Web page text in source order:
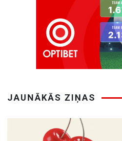
JAUNĀKĀS ZIŅAS